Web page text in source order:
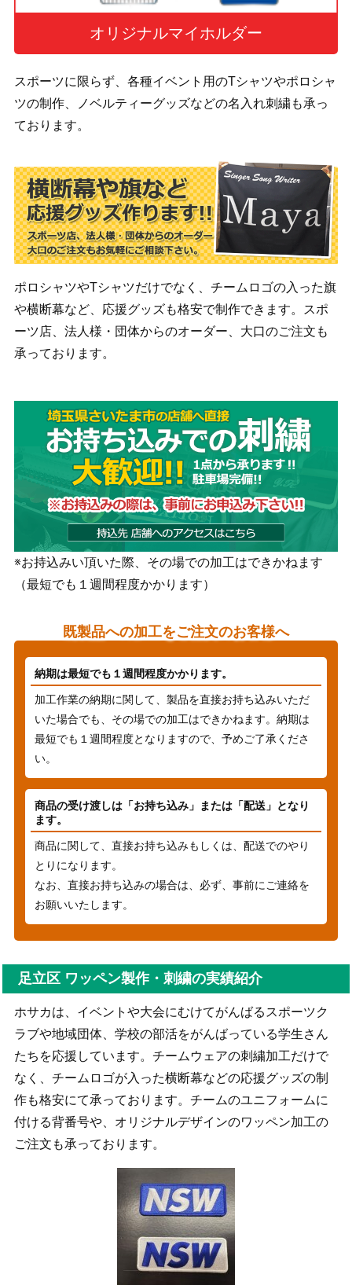
オリジナルマイホルダー
スポーツに限らず、各種イベント用のTシャツやポロシャ
ツの制作、ノベルティーグッズなどの名入れ刺繍も承っ
ております。
ポロシャツやTシャツだけでなく、チームロゴの入った旗
や横断幕など、応援グッズも格安で制作できます。スポ
ーツ店、法人様・団体からのオーダー、大口のご注文も
承っております。
※お持込みい頂いた際、その場での加工はできかねます
（最短でも１週間程度かかります）
既製品への加工をご注文のお客様へ
納期は最短でも１週間程度かかります。
加工作業の納期に関して、製品を直接お持ち込みいただ
いた場合でも、その場での加工はできかねます。納期は
最短でも１週間程度となりますので、予めご了承くださ
い。
商品の受け渡しは「お持ち込み」または「配送」となり
ます。
商品に関して、直接お持ち込みもしくは、配送でのやり
とりになります。
なお、直接お持ち込みの場合は、必ず、事前にご連絡を
お願いいたします。
足立区 ワッペン製作・刺繍の実績紹介
ホサカは、イベントや大会にむけてがんばるスポーツク
ラブや地域団体、学校の部活をがんばっている学生さん
たちを応援しています。チームウェアの刺繍加工だけで
なく、チームロゴが入った横断幕などの応援グッズの制
作も格安にて承っております。チームのユニフォームに
付ける背番号や、オリジナルデザインのワッペン加工の
ご注文も承っております。